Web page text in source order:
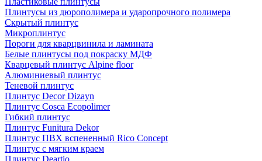
Плинтусы из дюрополимера и ударопрочного полимера
Скрытый плинтус
Микроплинтус
Пороги для кварцвинила и ламината
Белые плинтусы под покраску МДФ
Кварцевый плинтус Alpine floor
Алюминиевый плинтус
Теневой плинтус
Плинтус Decor Dizayn
Плинтус Cosca Ecopolimer
Гибкий плинтус
Плинтус Funitura Dekor
Плинтус ПВХ вспененный Rico Concept
Плинтус с мягким краем
Плинтус Deartio